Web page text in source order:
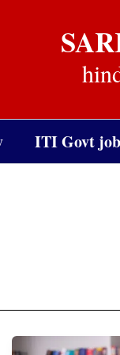
ITI Govt job